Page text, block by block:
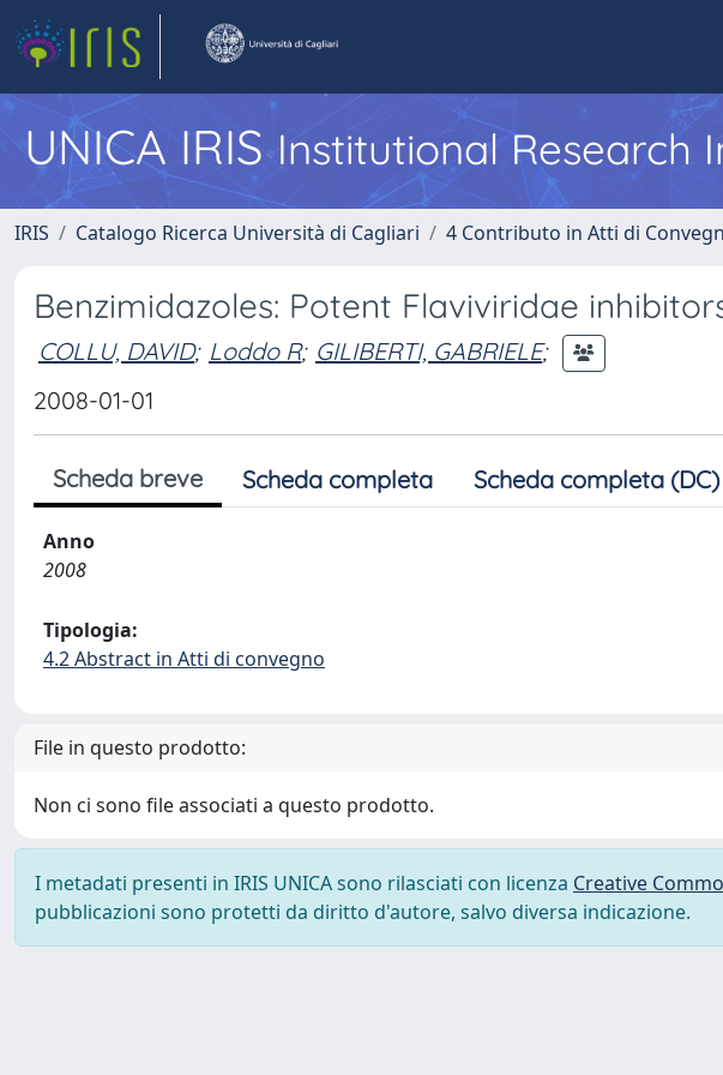
UNICA IRISInstitutional Research
IRIS Catalogo Ricerca Università di Cagliari 4 Contributo in Atti di
Benzimidazoles: Potent Flaviviridae
COLLU, DAVID; Loddo R; GILIBERTI, GABRIELE;
2008-01-01
Scheda breve Scheda completa Scheda completa (DC)
Anno
2008
Tipologia:
4.2 Abstract in Atti di convegno
File in questo prodotto:
Non ci sono file associati a questo prodotto.
I metadati presenti in IRIS UNICA sono rilasciati con licenza Creative
pubblicazioni sono protetti da diritto d'autore, salvo diversa indicazione.